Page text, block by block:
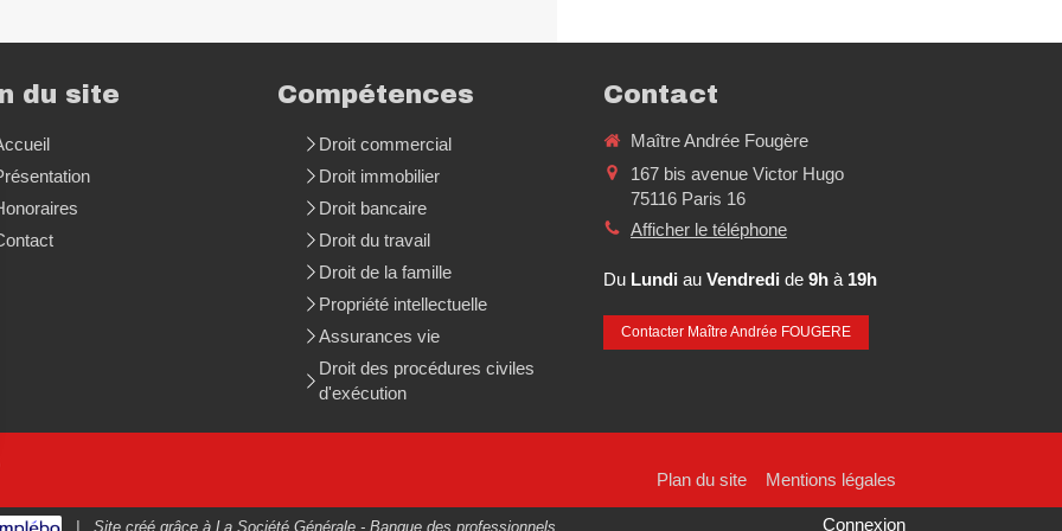
du site Compétences
Droit commercial
Droit immobilier
Droit bancaire
Droit du travail
Droit de la famille
Propriété intellectuelle
Assurances vie
Droit des procédures civiles
d'exécution
Contact
Maître Andrée Fougère
167 bis avenue Victor Hugo
75116 Paris 16
Afficher le téléphone
Du Lundi au Vendredi de 9h à 19h
Contacter Maître Andrée FOUGERE
Plan du site
Mentions légales
| Site créé grâce à LaSociété Générale - Banque des professionnels Connexion
la conformité avec les réglementations. Personnalisez vos préférences pour contrôler la manière dont vos informations sont manipulées.